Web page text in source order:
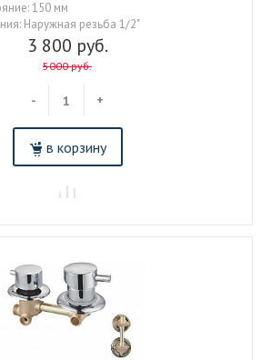
3 800 руб.
5000 руб.
- +
в корзину
150 мм
Наружная резьба 1/2"